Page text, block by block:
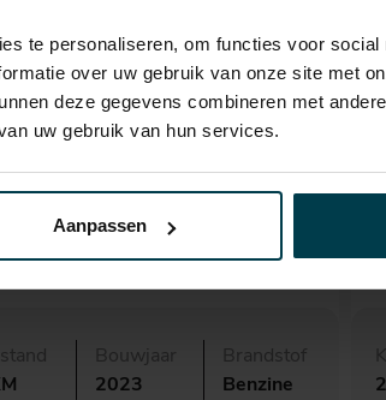
te personaliseren, om functies voor social
over uw gebruik van onze site met
deze gegevens combineren met
uw gebruik van hun services.
Aanpassen
Bouwjaar
2023
Brandstof
Benzine